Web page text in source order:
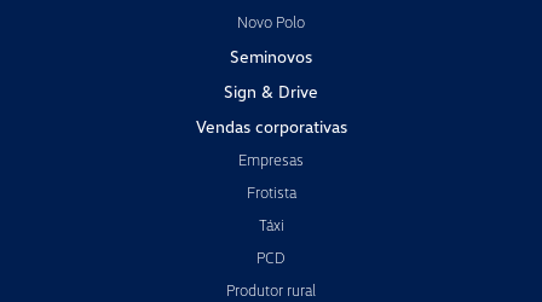
Novo Polo
Seminovos
Sign & Drive
Vendas corporativas
Empresas
Frotista
Táxi
PCD
Produtor rural